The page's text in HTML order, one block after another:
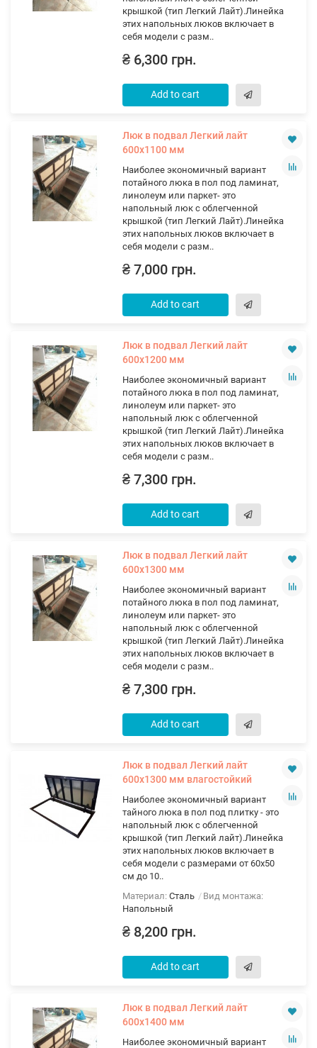
крышкой (тип Легкий Лайт).Линейка
этих напольных люков включает в
себя модели с разм..
₴ 6,300 грн.
Add to cart
Люк в подвал Легкий лайт
600х1100 мм
Наиболее экономичный вариант
потайного люка в пол под ламинат,
линолеум или паркет- это
напольный люк с облегченной
крышкой (тип Легкий Лайт).Линейка
этих напольных люков включает в
себя модели с разм..
₴ 7,000 грн.
Add to cart
Люк в подвал Легкий лайт
600х1200 мм
Наиболее экономичный вариант
потайного люка в пол под ламинат,
линолеум или паркет- это
напольный люк с облегченной
крышкой (тип Легкий Лайт).Линейка
этих напольных люков включает в
себя модели с разм..
₴ 7,300 грн.
Add to cart
Люк в подвал Легкий лайт
600х1300 мм
Наиболее экономичный вариант
потайного люка в пол под ламинат,
линолеум или паркет- это
напольный люк с облегченной
крышкой (тип Легкий Лайт).Линейка
этих напольных люков включает в
себя модели с разм..
₴ 7,300 грн.
Add to cart
Люк в подвал Легкий лайт
600х1300 мм влагостойкий
Наиболее экономичный вариант
тайного люка в пол под плитку - это
напольный люк с облегченной
крышкой (тип Легкий лайт).Линейка
этих напольных люков включает в
себя модели с размерами от 60х50
см до 10..
Материал: Сталь
Вид монтажа:
Напольный
₴ 8,200 грн.
Add to cart
Люк в подвал Легкий лайт
600х1400 мм
Наиболее экономичный вариант